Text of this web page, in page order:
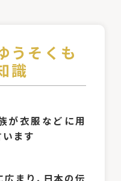
うそくも
識
が衣服などに用
ます
まり、日本の伝